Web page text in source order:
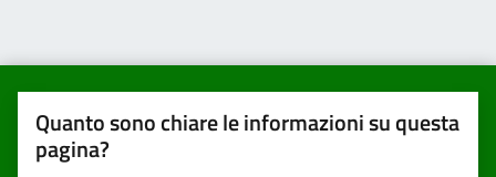
Quanto sono chiare le informazioni su questa
pagina?